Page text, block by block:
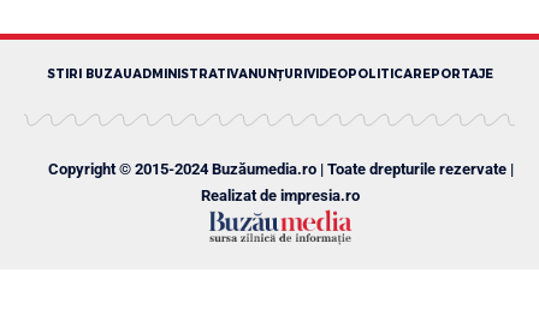
STIRI BUZAUADMINISTRATIVANUNȚURIVIDEOPOLITICAREPORTAJE
Copyright © 2015-2024 Buzăumedia.ro | Toate drepturile rezervate |
Realizat de impresia.ro